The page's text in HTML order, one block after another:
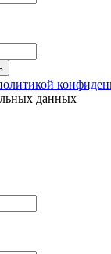
данных